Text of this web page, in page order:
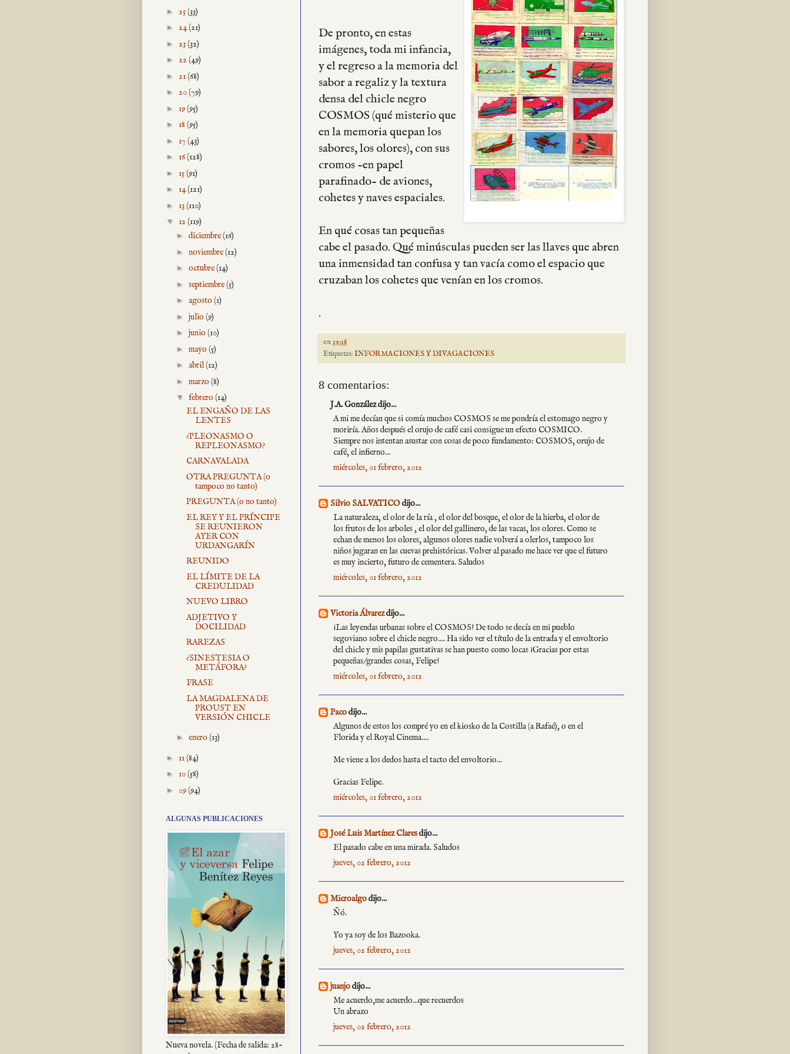
De pronto, en estas
imágenes, toda mi infancia,
y el regreso a la memoria del
sabor a regaliz y la textura
densa del chicle negro
COSMOS (qué misterio que
en la memoria quepan los
sabores, los olores), con sus
cromos -en papel
parafinado- de aviones,
cohetes y naves espaciales.
En qué cosas tan pequeñas
cabe el pasado. Qué minúsculas pueden ser las llaves que abren
una inmensidad tan confusa y tan vacía como el espacio que
cruzaban los cohetes que venían en los cromos.
.
en19:18
Etiquetas:INFORMACIONES Y DIVAGACIONES
8 comentarios:
J.A. González dijo...
A mi me decían que si comía muchos COSMOS se me pondría el estomago negro y
moriría. Años después el orujo de café casi consigue un efecto COSMICO.
Siempre nos intentan asustar con cosas de poco fundamento: COSMOS, orujo de
café, el infierno...
miércoles, 01 febrero, 2012
Silvio SALVATICOdijo...
La naturaleza, el olor de la ría , el olor del bosque, el olor de la hierba, el olor de
los frutos de los arboles , el olor del gallinero, de las vacas, los olores. Como se
echan de menos los olores, algunos olores nadie volverá a olerlos, tampoco los
niños jugaran en las cuevas prehistóricas. Volver al pasado me hace ver que el futuro
es muy incierto, futuro de cementera. Saludos
miércoles, 01 febrero, 2012
Victoria Álvarezdijo...
¡Las leyendas urbanas sobre el COSMOS! De todo se decía en mi pueblo
segoviano sobre el chicle negro.... Ha sido ver el título de la entrada y el envoltorio
del chicle y mis papilas gustativas se han puesto como locas ¡Gracias por estas
pequeñas/grandes cosas, Felipe!
miércoles, 01 febrero, 2012
Pacodijo...
Algunos de estos los compré yo en el kiosko de la Costilla (a Rafaé), o en el
Florida y el Royal Cinema....
Me viene a los dedos hasta el tacto del envoltorio...
Gracias Felipe.
miércoles, 01 febrero, 2012
José Luis Martínez Claresdijo...
El pasado cabe en una mirada. Saludos
jueves, 02 febrero, 2012
Microalgodijo...
Ñó.
Yo ya soy de los Bazooka.
jueves, 02 febrero, 2012
juanjodijo...
Me acuerdo,me acuerdo...que recuerdos
Un abrazo
jueves, 02 febrero, 2012
► 25(33)
► 24(21)
► 23(32)
► 22 (49)
► 21(68)
► 20(79)
► 19(95)
► 18 (95)
► 17 (43)
► 16(128)
► 15(91)
► 14(121)
► 13(110)
▼ 12 (119)
► diciembre(16)
► noviembre(12)
► octubre(14)
► septiembre(5)
► agosto (1)
► julio (9)
► junio (10)
► mayo (5)
► abril(12)
► marzo (8)
▼ febrero (14)
EL ENGAÑO DE LAS
LENTES
¿PLEONASMO O
REPLEONASMO?
CARNAVALADA
OTRA PREGUNTA (o
tampoco no tanto)
PREGUNTA (o no tanto)
EL REY Y EL PRÍNCIPE
SE REUNIERON
AYER CON
URDANGARÍN
REUNIDO
EL LÍMITE DE LA
CREDULIDAD
NUEVO LIBRO
ADJETIVO Y
DOCILIDAD
RAREZAS
¿SINESTESIA O
METÁFORA?
FRASE
LA MAGDALENA DE
PROUST EN
VERSIÓN CHICLE
► enero (13)
► 11(84)
► 10(58)
► 09(94)
ALGUNAS PUBLICACIONES
Nueva novela. (Fecha de salida: 28-